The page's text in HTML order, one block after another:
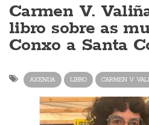
Carmen V.
libro sobre as
Conxo a Santa
AXENDA LIBRO CARMEN V.